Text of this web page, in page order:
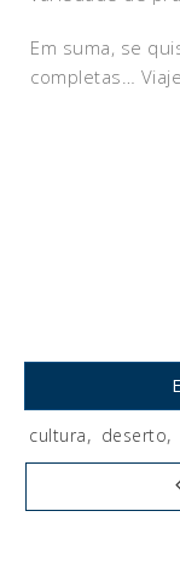
Em suma, se
completas…
Tags:
cultura, deserto,